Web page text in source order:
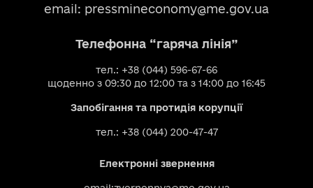
email: pressmineconomy@me.gov.ua
Телефонна “гаряча лінія”
тел.: +38 (044) 596-67-66
щоденно з 09:30 до 12:00 та з 14:00 до 16:45
Запобігання та протидія корупції
тел.: +38 (044) 200-47-47
Електронні звернення